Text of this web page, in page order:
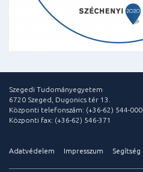
Szegedi Tudományegyetem
6720 Szeged, Dugonics tér 13.
Központi telefonszám: (+36-62) 544-000
Központi fax: (+36-62) 546-371
Adatvédelem Impresszum Segítség